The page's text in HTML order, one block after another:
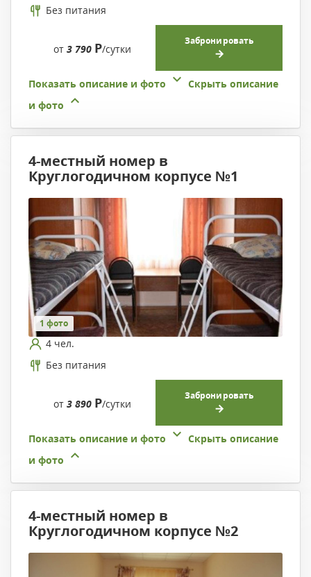
Без питания
от 3 790 Р/сутки
Забронировать
Показать описание и фото
Скрыть описание
и фото
4-местный номер в
Круглогодичном корпусе №1
1 фото
4 чел.
Без питания
от 3 890 Р/сутки
Забронировать
Показать описание и фото
Скрыть описание
и фото
4-местный номер в
Круглогодичном корпусе №2